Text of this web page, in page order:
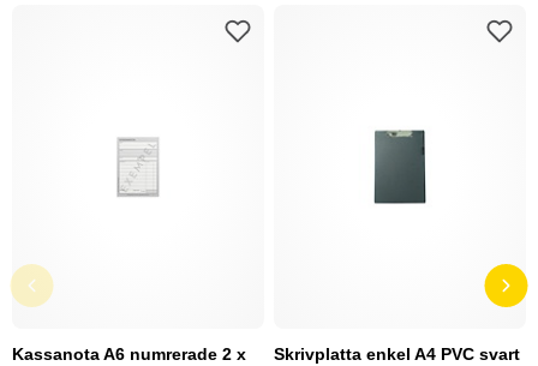
Kassanota A6 numrerade 2 x
Skrivplatta enkel A4 PVC svart